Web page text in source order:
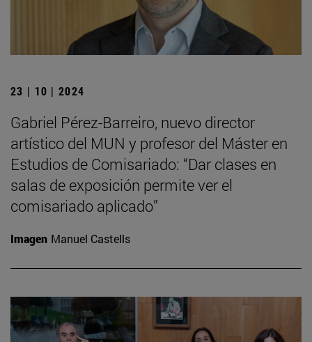
23 | 10 | 2024
Gabriel Pérez-Barreiro, nuevo director
artístico del MUN y profesor del Máster en
Estudios de Comisariado: “Dar clases en
salas de exposición permite ver el
comisariado aplicado”
Imagen Manuel Castells